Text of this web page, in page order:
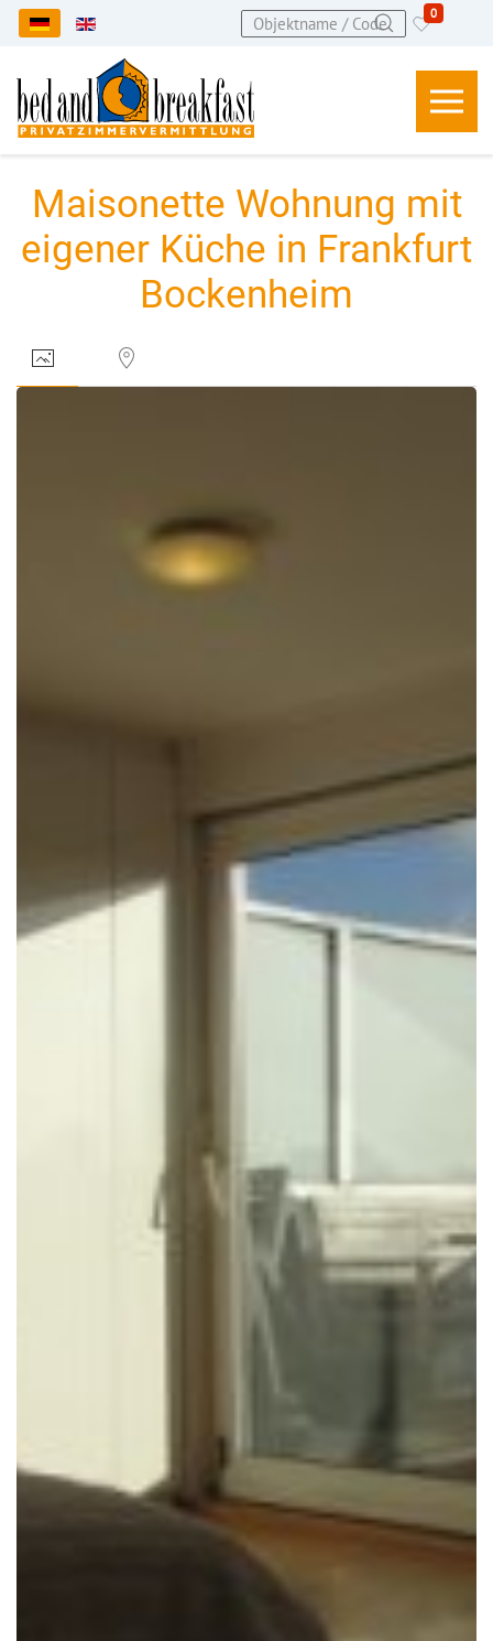
Sprache auswählen 0
Maisonette Wohnung mit
eigener Küche in Frankfurt
Bockenheim